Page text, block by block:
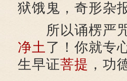
狱饿鬼，奇形杂
所以诵楞严咒
净土了！你就专
生早证菩提 ，功